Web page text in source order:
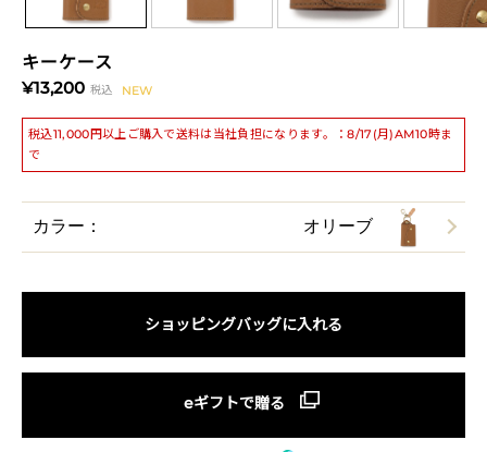
キーケース
¥13,200 税込 NEW
税込11,000円以上ご購入で送料は当社負担になります。：8/17(月)AM10時ま
で
カラー： オリーブ
ショッピングバッグに入れる